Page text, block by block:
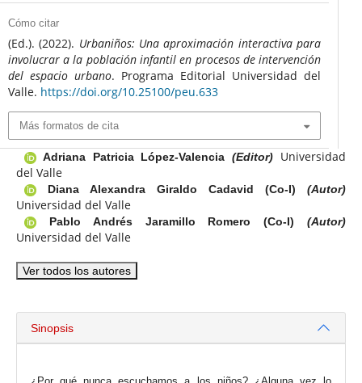
Cómo citar
(Ed.). (2022). Urbaniños: Una aproximación interactiva para
involucrar a la población infantil en procesos de intervención
del espacio urbano. Programa Editorial Universidad del
Valle. https://doi.org/10.25100/peu.633
Más formatos de cita
Adriana Patricia López-Valencia(Editor)
Universidad
del Valle
Diana Alexandra Giraldo Cadavid (Co-I)(Autor)
Universidad del Valle
Pablo Andrés Jaramillo Romero (Co-I)(Autor)
Universidad del Valle
Ver todos los autores
Sinopsis